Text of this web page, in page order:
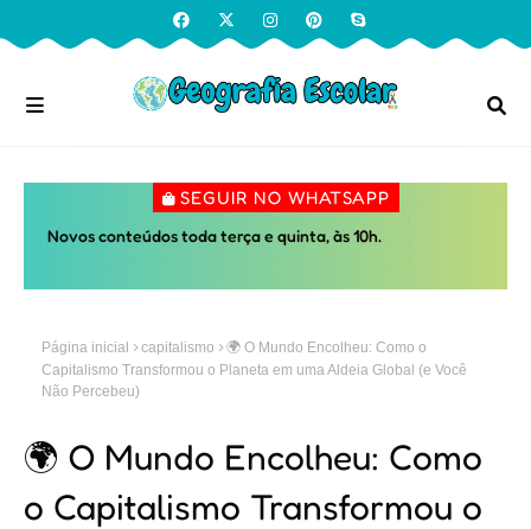
Novos conteúdos toda terça e quinta, às 10h.
SEGUIR NO WHATSAPP
Página inicial capitalismo
🌍 O Mundo Encolheu: Como o
Capitalismo Transformou o Planeta em uma Aldeia Global (e Você
Não Percebeu)
🌍 O Mundo Encolheu: Como
o Capitalismo Transformou o